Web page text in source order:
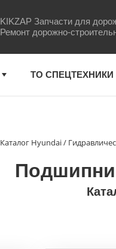
KIKZAP Запчасти для
Ремонт дорожно-
ТО СПЕЦТЕХНИКИ
Каталог Hyundai /